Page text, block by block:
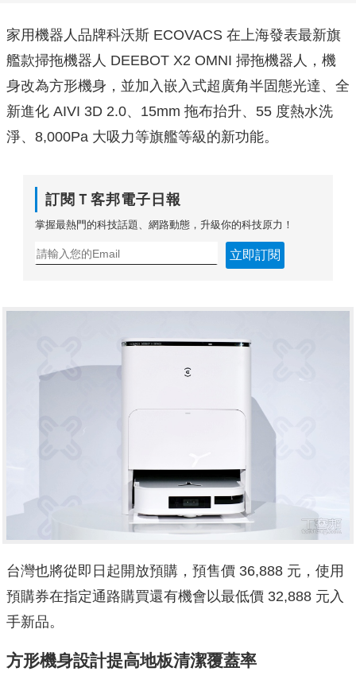
家用機器人品牌科沃斯 ECOVACS 在上海發表最新旗
艦款掃拖機器人 DEEBOT X2 OMNI 掃拖機器人，機
身改為方形機身，並加入嵌入式超廣角半固態光達、全
新進化 AIVI 3D 2.0、15mm 拖布抬升、55 度熱水洗
淨、8,000Pa 大吸力等旗艦等級的新功能。
訂閱Ｔ客邦電子日報
掌握最熱門的科技話題、網路動態，升級你的科技原力！
立即訂閱
台灣也將從即日起開放預購，預售價 36,888 元，使用
預購券在指定通路購買還有機會以最低價 32,888 元入
手新品。
方形機身設計提高地板清潔覆蓋率